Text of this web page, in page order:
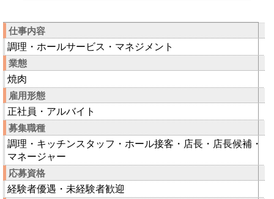
仕事内容
調理・ホールサービス・マネジメント
業態
焼肉
雇用形態
正社員・アルバイト
募集職種
調理・キッチンスタッフ・ホール接客・店長・店長候補・
マネージャー
応募資格
経験者優遇・未経験者歓迎